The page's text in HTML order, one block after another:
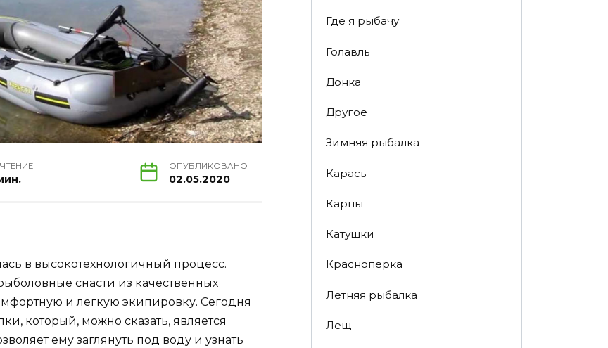
ОПУБЛИКОВАНО
02.05.2020
в высокотехнологичный процесс.
снасти из качественных
и легкую экипировку. Сегодня
который, можно сказать, является
ему заглянуть под воду и узнать
Где я рыбачу
Голавль
Донка
Другое
Зимняя рыбалка
Карась
Карпы
Катушки
Красноперка
Летняя рыбалка
Лещ